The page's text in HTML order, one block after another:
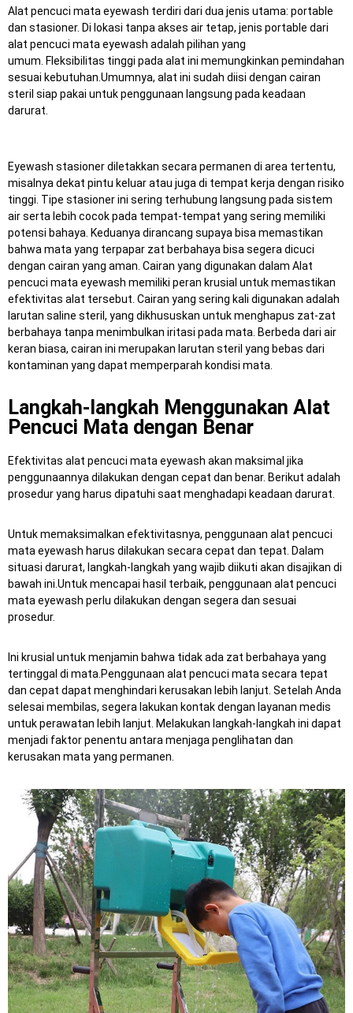
Alat pencuci mata eyewash terdiri dari dua jenis utama: portable
dan stasioner. Di lokasi tanpa akses air tetap, jenis portable dari
alat pencuci mata eyewash adalah pilihan yang
umum. Fleksibilitas tinggi pada alat ini memungkinkan pemindahan
sesuai kebutuhan. Umumnya, alat ini sudah diisi dengan cairan
steril siap pakai untuk penggunaan langsung pada keadaan
darurat.
Eyewash stasioner diletakkan secara permanen di area tertentu,
misalnya dekat pintu keluar atau juga di tempat kerja dengan risiko
tinggi. Tipe stasioner ini sering terhubung langsung pada sistem
air serta lebih cocok pada tempat-tempat yang sering memiliki
potensi bahaya. Keduanya dirancang supaya bisa memastikan
bahwa mata yang terpapar zat berbahaya bisa segera dicuci
dengan cairan yang aman. Cairan yang digunakan dalam Alat
pencuci mata eyewash memiliki peran krusial untuk memastikan
efektivitas alat tersebut. Cairan yang sering kali digunakan adalah
larutan saline steril, yang dikhususkan untuk menghapus zat-zat
berbahaya tanpa menimbulkan iritasi pada mata. Berbeda dari air
keran biasa, cairan ini merupakan larutan steril yang bebas dari
kontaminan yang dapat memperparah kondisi mata.
Langkah-langkah Menggunakan Alat
Pencuci Mata dengan Benar
Efektivitas alat pencuci mata eyewash akan maksimal jika
penggunaannya dilakukan dengan cepat dan benar. Berikut adalah
prosedur yang harus dipatuhi saat menghadapi keadaan darurat.
Untuk memaksimalkan efektivitasnya, penggunaan alat pencuci
mata eyewash harus dilakukan secara cepat dan tepat. Dalam
situasi darurat, langkah-langkah yang wajib diikuti akan disajikan di
bawah ini.Untuk mencapai hasil terbaik, penggunaan alat pencuci
mata eyewash perlu dilakukan dengan segera dan sesuai
prosedur.
Ini krusial untuk menjamin bahwa tidak ada zat berbahaya yang
tertinggal di mata. Penggunaan alat pencuci mata secara tepat
dan cepat dapat menghindari kerusakan lebih lanjut. Setelah Anda
selesai membilas, segera lakukan kontak dengan layanan medis
untuk perawatan lebih lanjut. Melakukan langkah-langkah ini dapat
menjadi faktor penentu antara menjaga penglihatan dan
kerusakan mata yang permanen.